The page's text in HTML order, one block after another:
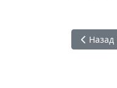
Назад